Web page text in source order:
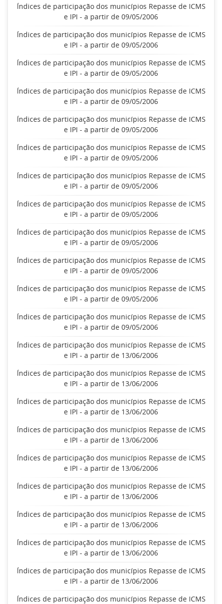
Índices de participação dos municípios Repasse de ICMS
e IPI - a partir de 09/05/2006
Índices de participação dos municípios Repasse de ICMS
e IPI - a partir de 09/05/2006
Índices de participação dos municípios Repasse de ICMS
e IPI - a partir de 09/05/2006
Índices de participação dos municípios Repasse de ICMS
e IPI - a partir de 09/05/2006
Índices de participação dos municípios Repasse de ICMS
e IPI - a partir de 09/05/2006
Índices de participação dos municípios Repasse de ICMS
e IPI - a partir de 09/05/2006
Índices de participação dos municípios Repasse de ICMS
e IPI - a partir de 09/05/2006
Índices de participação dos municípios Repasse de ICMS
e IPI - a partir de 09/05/2006
Índices de participação dos municípios Repasse de ICMS
e IPI - a partir de 09/05/2006
Índices de participação dos municípios Repasse de ICMS
e IPI - a partir de 09/05/2006
Índices de participação dos municípios Repasse de ICMS
e IPI - a partir de 09/05/2006
Índices de participação dos municípios Repasse de ICMS
e IPI - a partir de 09/05/2006
Índices de participação dos municípios Repasse de ICMS
e IPI - a partir de 13/06/2006
Índices de participação dos municípios Repasse de ICMS
e IPI - a partir de 13/06/2006
Índices de participação dos municípios Repasse de ICMS
e IPI - a partir de 13/06/2006
Índices de participação dos municípios Repasse de ICMS
e IPI - a partir de 13/06/2006
Índices de participação dos municípios Repasse de ICMS
e IPI - a partir de 13/06/2006
Índices de participação dos municípios Repasse de ICMS
e IPI - a partir de 13/06/2006
Índices de participação dos municípios Repasse de ICMS
e IPI - a partir de 13/06/2006
Índices de participação dos municípios Repasse de ICMS
e IPI - a partir de 13/06/2006
Índices de participação dos municípios Repasse de ICMS
e IPI - a partir de 13/06/2006
Índices de participação dos municípios Repasse de ICMS